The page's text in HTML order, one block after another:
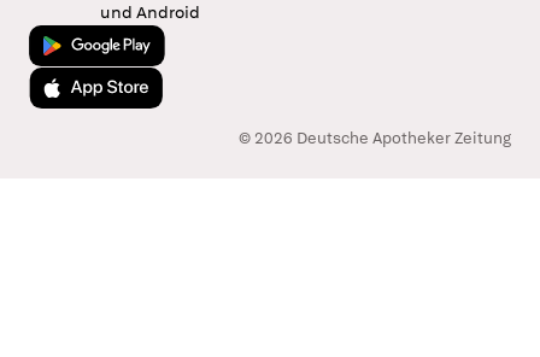
und Android
Jetzt bei Google Play
Laden im App Store
© 2026 Deutsche Apotheker Zeitung